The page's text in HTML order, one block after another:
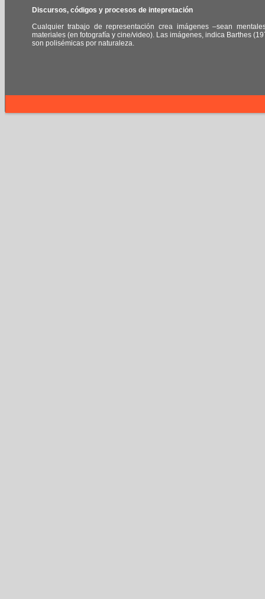
Discursos, códigos y procesos de intepretación
Cualquier trabajo de representación crea imágenes –sean
materiales (en fotografía y cine/video). Las imágenes, indica Barthes
son polisémicas por naturaleza.